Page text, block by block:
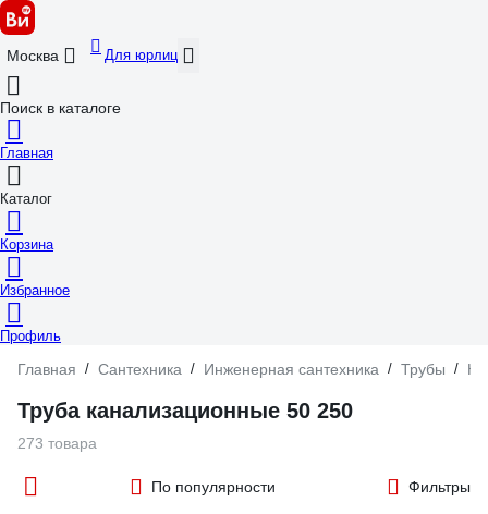
Москва Для юрлиц
Поиск в каталоге
Главная
Каталог
Корзина
Избранное
Профиль
Главная / Сантехника / Инженерная сантехника / Трубы /
Труба канализационные 50 250
273 товара
По популярности Фильтры